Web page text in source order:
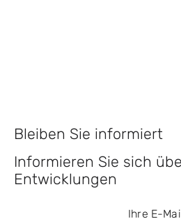
Bleiben Sie informiert
Informieren Sie sich
Entwicklungen